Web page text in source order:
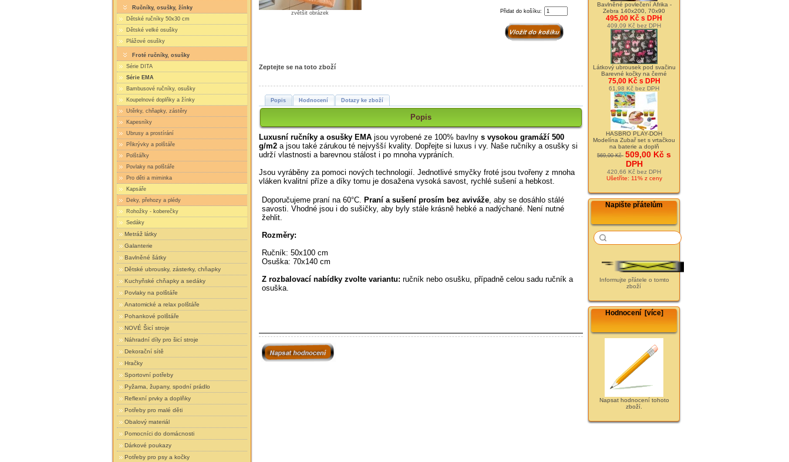
Ručníky, osušky, žínky
Dětské ručníky 50x30 cm
Dětské velké osušky
Plážové osušky
Froté ručníky, osušky
Série DITA
Série EMA
Bambusové ručníky, osušky
Koupelnové doplňky a žínky
Utěrky, chňapky, zástěry
Kapesníky
Ubrusy a prostírání
Přikrývky a polštáře
Polštářky
Povlaky na polštáře
Pro děti a miminka
Kapsáře
Deky, přehozy a plédy
Rohožky - koberečky
Sedáky
Metráž látky
Galanterie
Bavlněné šátky
Dětské ubrousky, zásterky, chňapky
Kuchyňské chňapky a sedáky
Povlaky na polštáře
Anatomické a relax polštáře
Pohankové polštáře
NOVÉ Šicí stroje
Náhradní díly pro šicí stroje
Dekorační sítě
Hračky
Sportovní potřeby
Pyžama, župany, spodní prádlo
Reflexní prvky a doplňky
Potřeby pro malé děti
Obalový materiál
Pomocníci do domácnosti
Dárkové poukazy
Potřeby pro psy a kočky
zvětšit obrázek Přidat do košíku:
Zeptejte se na toto zboží
Popis Hodnocení Dotazy ke zboží
Popis
Luxusní ručníky a osušky EMAjsou vyrobené ze 100% bavlny s vysokou gramáží 500
g/m2a jsou také zárukou té nejvyšší kvality. Dopřejte si luxus i vy. Naše ručníky a osušky si
udrží vlastnosti a barevnou stálost i po mnoha vypráních.
Jsou vyráběny za pomoci nových technologií. Jednotlivé smyčky froté jsou tvořeny z mnoha
vláken kvalitní příze a díky tomu je dosažena vysoká savost, rychlé sušení a hebkost.
Doporučujeme praní na 60°C. Praní a sušení prosím bez aviváže , aby se dosáhlo stálé
savosti. Vhodné jsou i do sušičky, aby byly stále krásně hebké a nadýchané. Není nutné
žehlit.
Rozměry:
Ručník: 50x100 cm
Osuška: 70x140 cm
Z rozbalovací nabídky zvolte variantu: ručník nebo osušku, případně celou sadu ručník a
osuška.
Bavlněné povlečení Afrika -
Zebra 140x200, 70x90
495,00 Kč s DPH
409,09 Kč bez DPH
Látkový ubrousek pod svačinu
Barevné kočky na černé
75,00 Kč s DPH
61,98 Kč bez DPH
HASBRO PLAY-DOH
Modelína Zubař set s vrtačkou
na baterie a doplň
569,00 Kč 509,00 Kč s
DPH
420,66 Kč bez DPH
Ušetříte: 11% z ceny
Napište přátelům
Informujte přátele o tomto
zboží
Hodnocení [více]
Napsat hodnocení tohoto
zboží.